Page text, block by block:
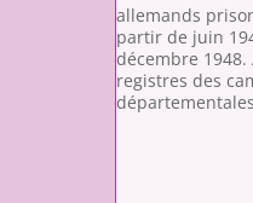
allemands
partir de juin
décembre 1948.
registres des